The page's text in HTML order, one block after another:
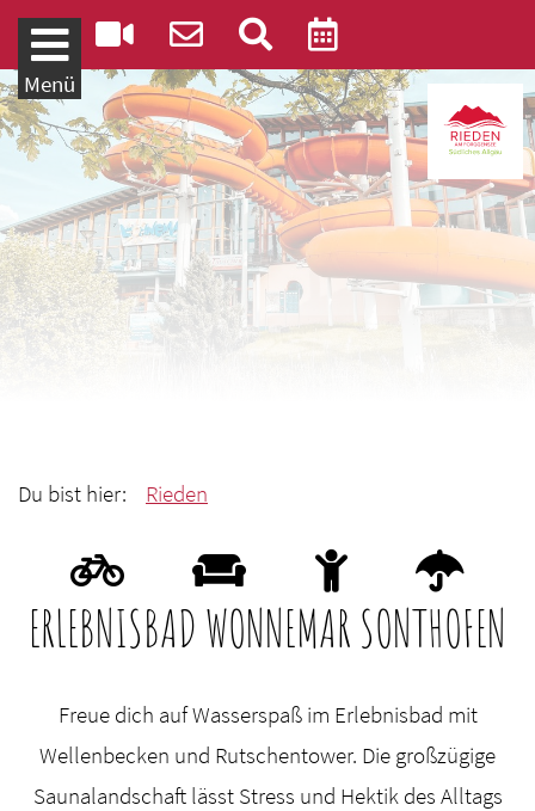
Weiter zum Inhalt
Menü
Du bist hier: Rieden
ERLEBNISBAD WONNEMAR SONTHOFEN
Freue dich auf Wasserspaß im Erlebnisbad mit
Wellenbecken und Rutschentower. Die großzügige
Saunalandschaft lässt Stress und Hektik des Alltags